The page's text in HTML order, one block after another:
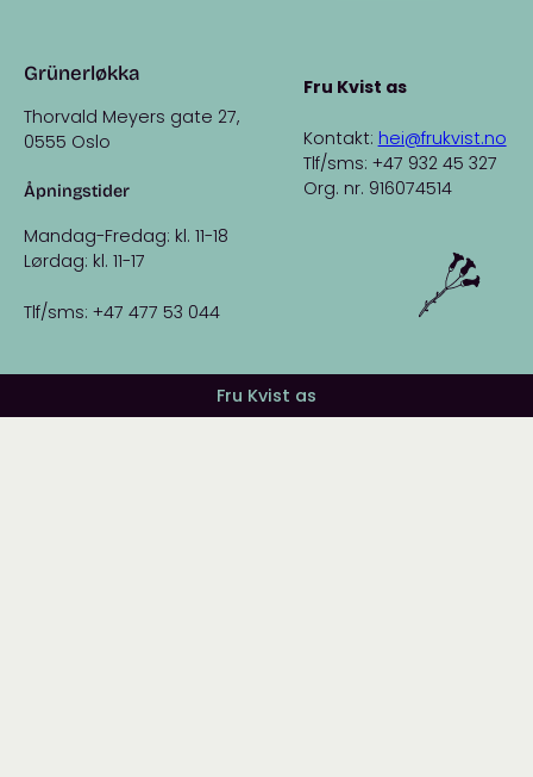
Grünerløkka
Thorvald Meyers gate 27,
0555 Oslo
Åpningstider
Mandag-Fredag: kl. 11-18
Lørdag: kl. 11-17
Tlf/sms: +47 477 53 044
Fru Kvist as
Kontakt: hei@frukvist.no
Tlf/sms: +47 932 45 327
Org. nr. 916074514
Fru Kvist as